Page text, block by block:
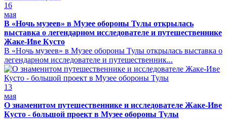
16
мая
В «Ночь музеев» в Музее обороны Тулы открылась
выставка о легендарном исследователе и путешественнике
Жаке-Иве Кусто
В «Ночь музеев» в Музее обороны Тулы открылась выставка о
легендарном исследователе и путешественник...
13
мая
О знаменитом путешественнике и исследователе Жаке-Иве
Кусто - большой проект в Музее обороны Тулы